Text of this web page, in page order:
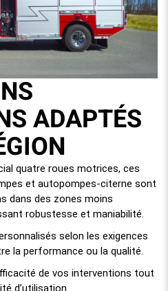
ADAPTÉS
quatre roues motrices, ces
et autopompes-citerne sont
dans des zones moins
robustesse et maniabilité.
selon les exigences
la performance ou la qualité.
de vos interventions tout
d’utilisation.